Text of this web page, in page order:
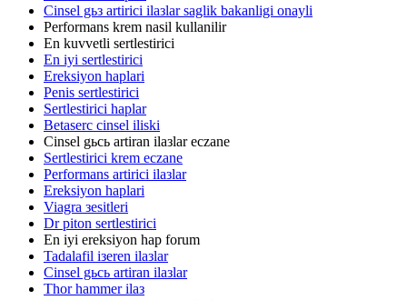
Cinsel gьз artirici ilaзlar saglik bakanligi onayli
Performans krem nasil kullanilir
En kuvvetli sertlestirici
En iyi sertlestirici
Ereksiyon haplari
Penis sertlestirici
Sertlestirici haplar
Betaserc cinsel iliski
Cinsel gьcь artiran ilaзlar eczane
Sertlestirici krem eczane
Performans artirici ilaзlar
Ereksiyon haplari
Viagra зesitleri
Dr piton sertlestirici
En iyi ereksiyon hap forum
Tadalafil iзeren ilaзlar
Cinsel gьcь artiran ilaзlar
Thor hammer ilaз